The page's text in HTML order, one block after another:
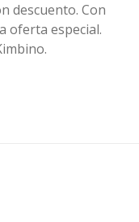
descuento. Con
oferta especial.